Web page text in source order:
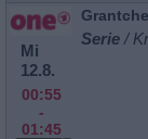
Mi
12.8.
00:55
-
01:45
Serie /